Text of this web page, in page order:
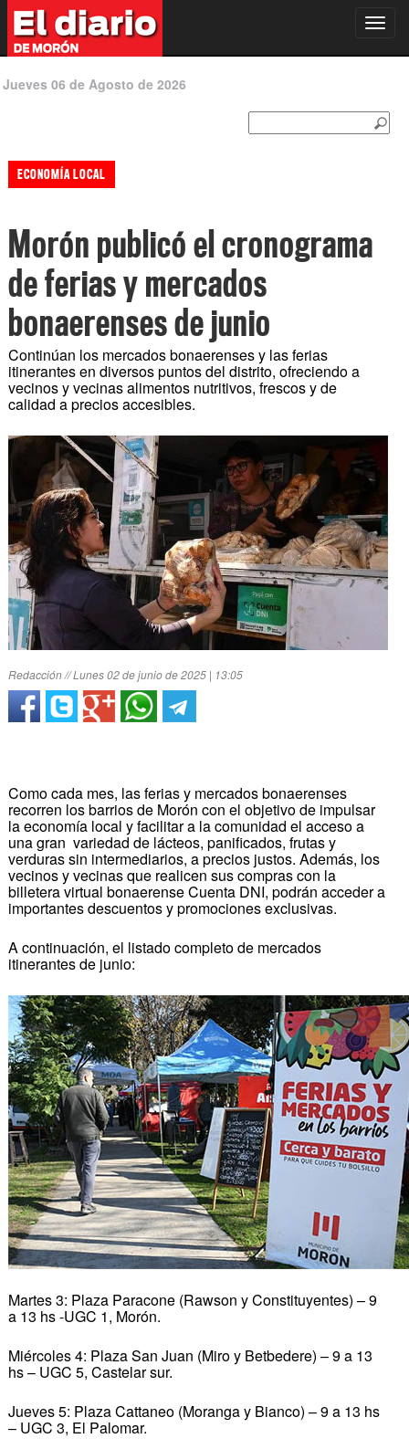
Jueves 06 de Agosto de 2026
ECONOMÍA LOCAL
Morón publicó el cronograma
de ferias y mercados
bonaerenses de junio
Continúan los mercados bonaerenses y las ferias
itinerantes en diversos puntos del distrito, ofreciendo a
vecinos y vecinas alimentos nutritivos, frescos y de
calidad a precios accesibles.
Redacción // Lunes 02 de junio de 2025 | 13:05
Como cada mes, las ferias y mercados bonaerenses
recorren los barrios de Morón con el objetivo de impulsar
la economía local y facilitar a la comunidad el acceso a
una gran variedad de lácteos, panificados, frutas y
verduras sin intermediarios, a precios justos. Además, los
vecinos y vecinas que realicen sus compras con la
billetera virtual bonaerense Cuenta DNI, podrán acceder a
importantes descuentos y promociones exclusivas.
A continuación, el listado completo de mercados
itinerantes de junio:
Martes 3: Plaza Paracone (Rawson y Constituyentes) – 9
a 13 hs -UGC 1, Morón.
Miércoles 4: Plaza San Juan (Miro y Betbedere) – 9 a 13
hs – UGC 5, Castelar sur.
Jueves 5: Plaza Cattaneo (Moranga y Bianco) – 9 a 13 hs
– UGC 3, El Palomar.